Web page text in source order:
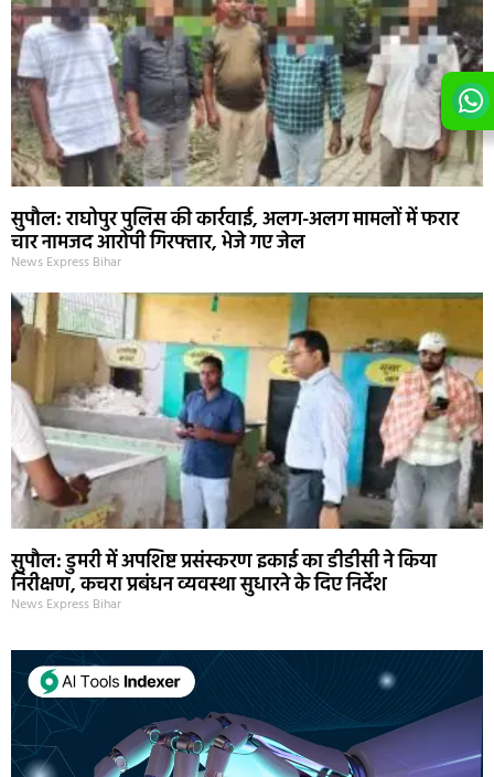
सुपौल: राघोपुर पुलिस की कार्रवाई, अलग-अलग मामलों में फरार
चार नामजद आरोपी गिरफ्तार, भेजे गए जेल
News Express Bihar
सुपौल: डुमरी में अपशिष्ट प्रसंस्करण इकाई का डीडीसी ने किया
निरीक्षण, कचरा प्रबंधन व्यवस्था सुधारने के दिए निर्देश
News Express Bihar